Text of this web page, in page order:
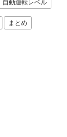
自動運転レベル
まとめ